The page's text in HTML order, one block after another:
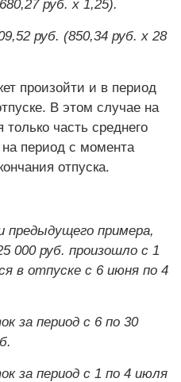
руб. х 1,25).
руб. (850,34 руб. х 28
произойти и в период
В этом случае на
часть среднего
период с момента
отпуска.
предыдущего примера,
000 руб. произошло с 1
в отпуске с 6 июня по 4
за период с 6 по 30
за период с 1 по 4 июля